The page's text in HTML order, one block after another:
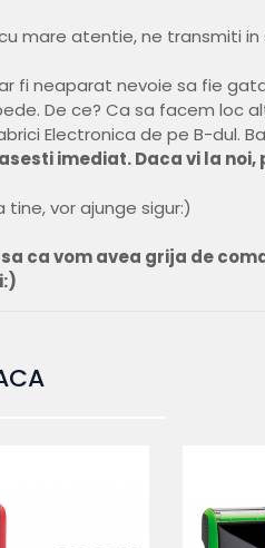
mare atentie, ne transmiti in
fi neaparat nevoie sa fie
De ce? Ca sa facem loc
Electronica de pe B-dul.
imediat. Daca vi la
vor ajunge sigur:)
ca vom avea grija de